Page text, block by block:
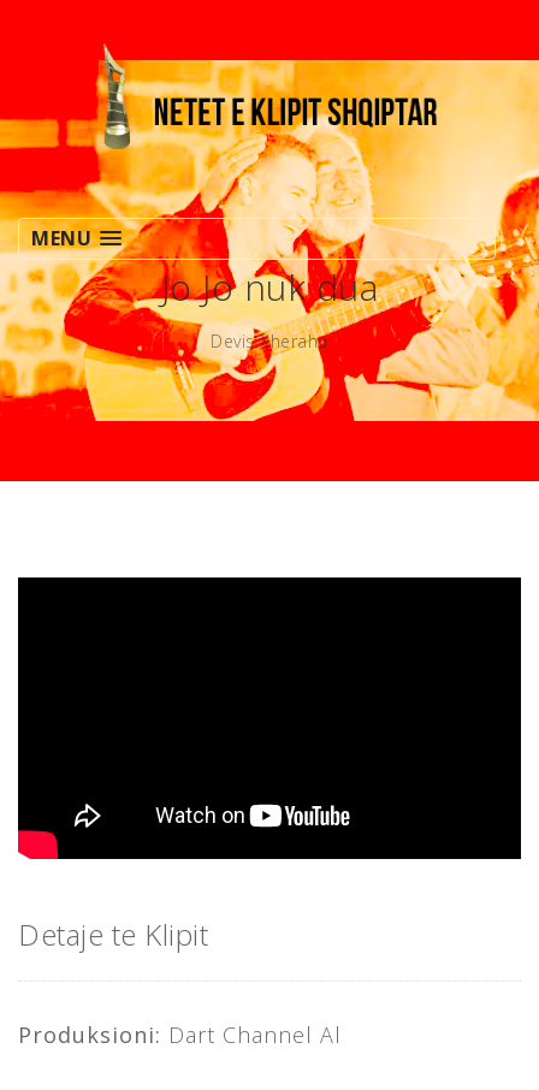
MENU
Jo Jo nuk dua
Devis Xherahu
Detaje te Klipit
Produksioni: Dart Channel Al